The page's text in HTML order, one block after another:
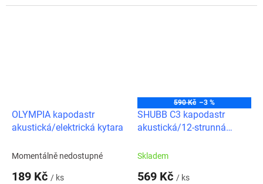
OLYMPIA kapodastr
akustická/elektrická kytara
Momentálně nedostupné
189 Kč / ks
590 Kč –3 %
SHUBB C3 kapodastr
akustická/12-strunná
Skladem
569 Kč / ks